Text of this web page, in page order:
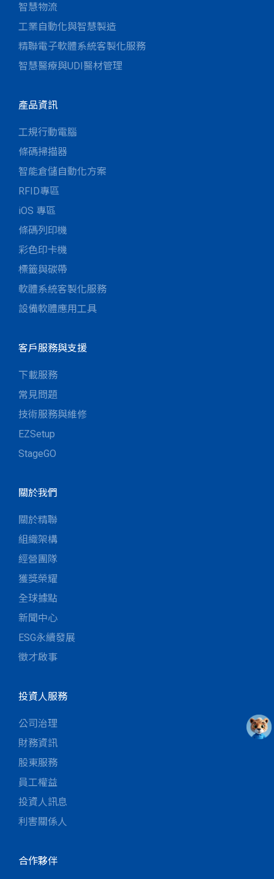
智慧物流
工業自動化與智慧製造
精聯電子軟體系統客製化服務
智慧醫療與UDI醫材管理
產品資訊
工規行動電腦
條碼掃描器
智能倉儲自動化方案
RFID專區
iOS 專區
條碼列印機
彩色印卡機
標籤與碳帶
軟體系統客製化服務
設備軟體應用工具
客戶服務與支援
下載服務
常見問題
技術服務與維修
EZSetup
StageGO
關於我們
關於精聯
組織架構
經營團隊
獲獎榮耀
全球據點
新聞中心
ESG永續發展
徵才啟事
投資人服務
公司治理
財務資訊
股東服務
員工權益
投資人訊息
利害關係人
合作夥伴